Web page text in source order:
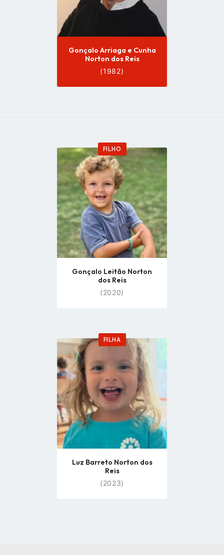
Gonçalo Arriaga e Cunha
Norton dos Reis
(1982)
FILHO
Go
to
profile
page
Gonçalo Leitão Norton
dos Reis
(2020)
FILHA
Go
profile
page
Luz Barreto Norton dos
Reis
(2023)